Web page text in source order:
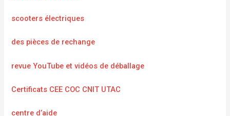
scooters électriques
des pièces de rechange
revue YouTube et vidéos de déballage
Certificats CEE COC CNIT UTAC
centre d’aide